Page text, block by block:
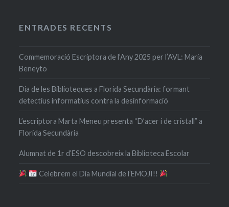
ENTRADES RECENTS
Commemoració Escriptora de l’Any 2025 per l’AVL: Maria
Beneyto
Dia de les Biblioteques a Florida Secundària: formant
detectius informatius contra la desinformació
L’escriptora Marta Meneu presenta “D’acer i de cristall” a
Florida Secundària
Alumnat de 1r d’ESO descobreix la Biblioteca Escolar
​ Celebrem el Dia Mundial de l’EMOJI!!